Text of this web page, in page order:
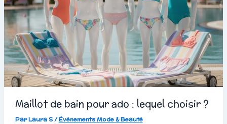
Maillot de bain pour ado : lequel choisir ?
ParLaura S/Événements Mode & Beauté